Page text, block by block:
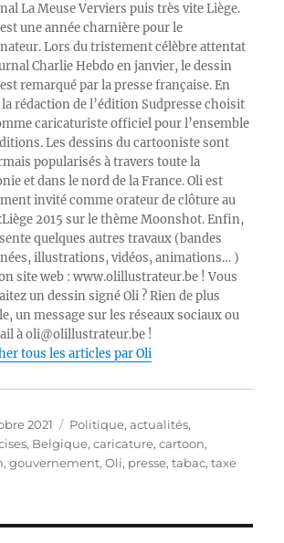
La Meuse Verviers puis très vite Liège.
une année charnière pour le
Lors du tristement célèbre attentat
Charlie Hebdo en janvier, le dessin
est remarqué par la presse française. En
rédaction de l’édition Sudpresse choisit
caricaturiste officiel pour l’ensemble
Les dessins du cartooniste sont
popularisés à travers toute la
et dans le nord de la France. Oli est
invité comme orateur de clôture au
2015 sur le thème Moonshot. Enfin,
quelques autres travaux (bandes
illustrations, vidéos, animations… )
site web : www.olillustrateur.be ! Vous
un dessin signé Oli ? Rien de plus
un message sur les réseaux sociaux ou
à oli@olillustrateur.be !
tous les articles par Oli
2021 Catégories
Politique, actualités,
, Belgique,caricature,cartoon,
,gouvernement,Oli, presse,tabac,taxe